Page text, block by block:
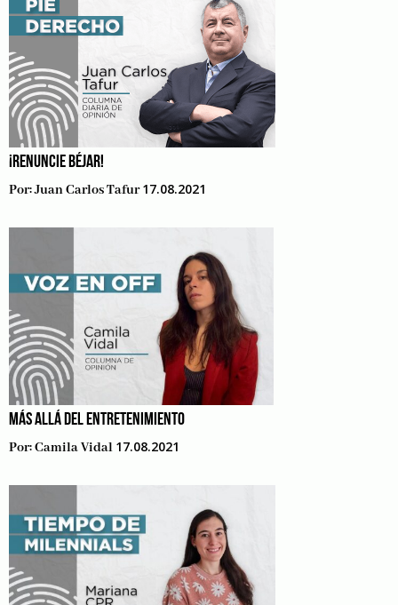
¡RENUNCIE BÉJAR!
Por:Juan Carlos Tafur 17.08.2021
MÁS ALLÁ DEL ENTRETENIMIENTO
Por:Camila Vidal 17.08.2021